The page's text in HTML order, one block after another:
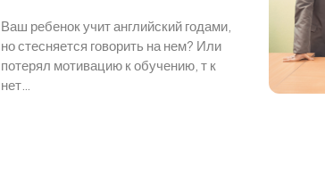
Ваш ребенок учит английский годами,
но стесняется говорить на нем? Или
потерял мотивацию к обучению, т к
нет…